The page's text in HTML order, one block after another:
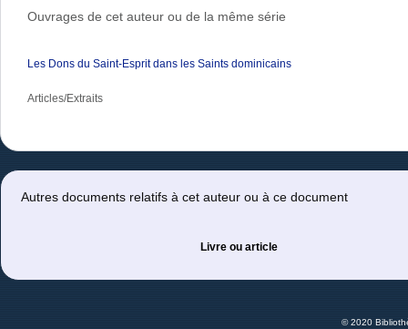
Ouvrages de cet auteur ou de la même série
Les Dons du Saint-Esprit dans les Saints dominicains
Articles/Extraits
Autres documents relatifs à cet auteur ou à ce document
Livre ou article
© 2020